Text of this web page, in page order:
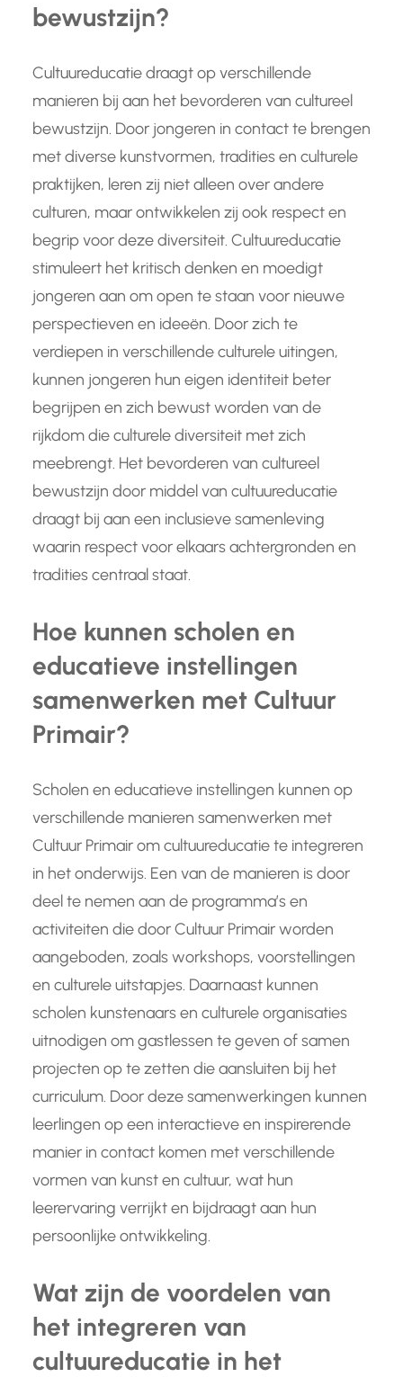
bewustzijn?
Cultuureducatie draagt op verschillende
manieren bij aan het bevorderen van cultureel
bewustzijn. Door jongeren in contact te brengen
met diverse kunstvormen, tradities en culturele
praktijken, leren zij niet alleen over andere
culturen, maar ontwikkelen zij ook respect en
begrip voor deze diversiteit. Cultuureducatie
stimuleert het kritisch denken en moedigt
jongeren aan om open te staan voor nieuwe
perspectieven en ideeën. Door zich te
verdiepen in verschillende culturele uitingen,
kunnen jongeren hun eigen identiteit beter
begrijpen en zich bewust worden van de
rijkdom die culturele diversiteit met zich
meebrengt. Het bevorderen van cultureel
bewustzijn door middel van cultuureducatie
draagt bij aan een inclusieve samenleving
waarin respect voor elkaars achtergronden en
tradities centraal staat.
Hoe kunnen scholen en
educatieve instellingen
samenwerken met Cultuur
Primair?
Scholen en educatieve instellingen kunnen op
verschillende manieren samenwerken met
Cultuur Primair om cultuureducatie te integreren
in het onderwijs. Een van de manieren is door
deel te nemen aan de programma’s en
activiteiten die door Cultuur Primair worden
aangeboden, zoals workshops, voorstellingen
en culturele uitstapjes. Daarnaast kunnen
scholen kunstenaars en culturele organisaties
uitnodigen om gastlessen te geven of samen
projecten op te zetten die aansluiten bij het
curriculum. Door deze samenwerkingen kunnen
leerlingen op een interactieve en inspirerende
manier in contact komen met verschillende
vormen van kunst en cultuur, wat hun
leerervaring verrijkt en bijdraagt aan hun
persoonlijke ontwikkeling.
Wat zijn de voordelen van
het integreren van
cultuureducatie in het